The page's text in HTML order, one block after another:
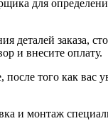
для
деталей заказа,
и внесите оплату.
после того как вас
и монтаж